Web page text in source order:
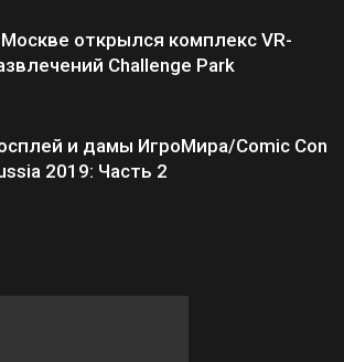
открылся комплекс VR-
Challenge Park
и дамы ИгроМира/Comic Con
2019: Часть 2